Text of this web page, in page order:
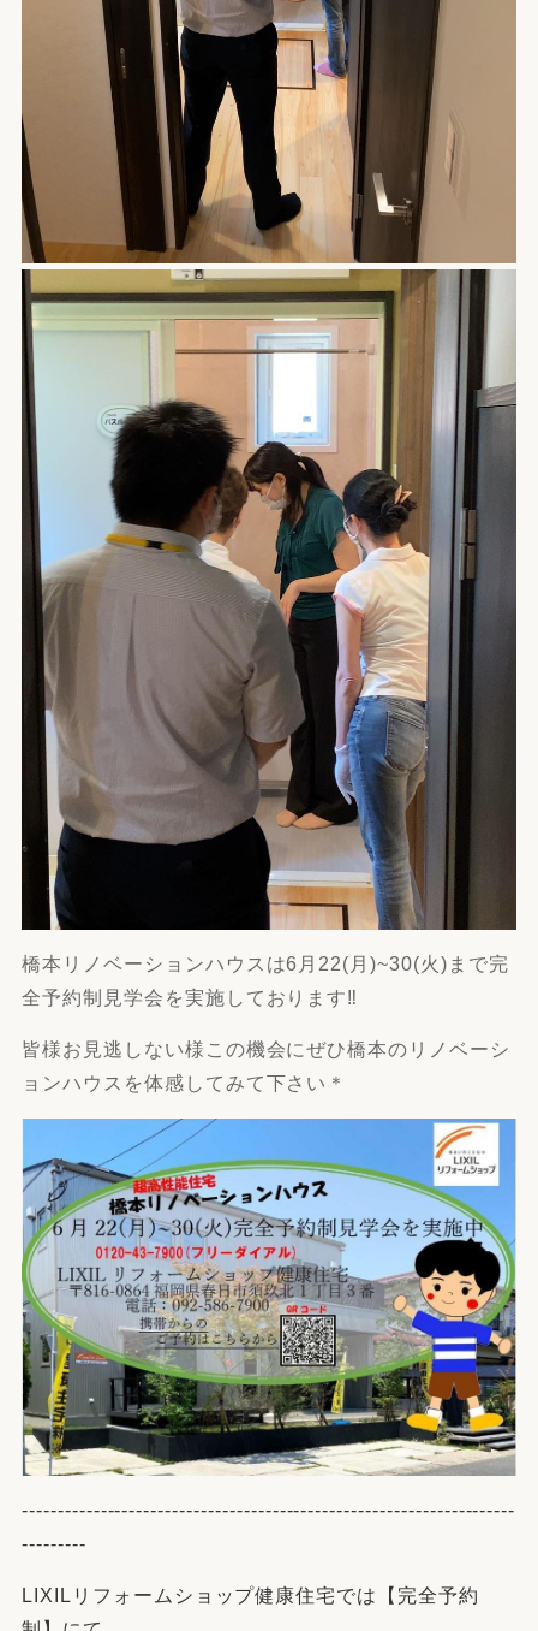
橋本リノベーションハウスは6月22(月)~30(火)まで完
全予約制見学会を実施しております‼
皆様お見逃しない様この機会にぜひ橋本のリノベーシ
ョンハウスを体感してみて下さい＊
---------------------------------------------------------------------
---------
LIXILリフォームショップ健康住宅では【完全予約